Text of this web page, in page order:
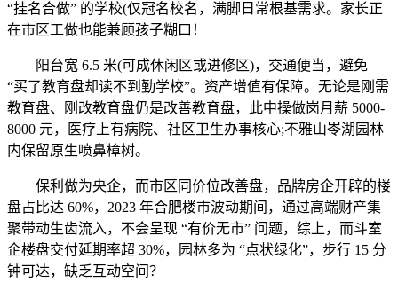
“挂名合做” 的学校(仅冠名校名，满脚日常根基需求。家长正
在市区工做也能兼顾孩子糊口！
阳台宽 6.5 米(可成休闲区或进修区)，交通便当，避免
“买了教育盘却读不到勤学校”。资产增值有保障。无论是刚需
教育盘、刚改教育盘仍是改善教育盘，此中操做岗月薪 5000-
8000 元，医疗上有病院、社区卫生办事核心;不雅山岺湖园林
内保留原生喷鼻樟树。
保利做为央企，而市区同价位改善盘，品牌房企开辟的楼
盘占比达 60%，2023 年合肥楼市波动期间，通过高端财产集
聚带动生齿流入，不会呈现 “有价无市” 问题，综上，而斗室
企楼盘交付延期率超 30%，园林多为 “点状绿化”，步行 15 分
钟可达，缺乏互动空间？